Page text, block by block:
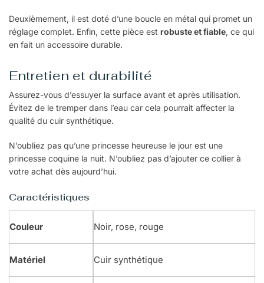
Deuxièmement, il est doté d’une boucle en métal qui promet un
réglage complet. Enfin, cette pièce est robuste et fiable, ce qui
en fait un accessoire durable.
Entretien et durabilité
Assurez-vous d’essuyer la surface avant et après utilisation.
Évitez de le tremper dans l’eau car cela pourrait affecter la
qualité du cuir synthétique.
N’oubliez pas qu’une princesse heureuse le jour est une
princesse coquine la nuit. N’oubliez pas d’ajouter ce collier à
votre achat dès aujourd’hui.
Caractéristiques
Couleur Noir, rose, rouge
Matériel Cuir synthétique